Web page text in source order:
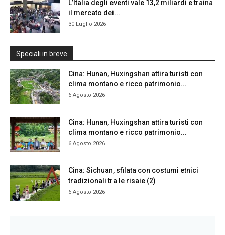
L’Italia degli eventi vale 13,2 miliardi e traina
il mercato dei...
30 Luglio 2026
Speciali in breve
Cina: Hunan, Huxingshan attira turisti con
clima montano e ricco patrimonio...
6 Agosto 2026
Cina: Hunan, Huxingshan attira turisti con
clima montano e ricco patrimonio...
6 Agosto 2026
Cina: Sichuan, sfilata con costumi etnici
tradizionali tra le risaie (2)
6 Agosto 2026